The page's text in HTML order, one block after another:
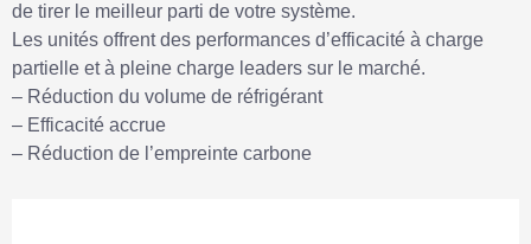
de tirer le meilleur parti de votre système.
Les unités offrent des performances d’efficacité à charge
partielle et à pleine charge leaders sur le marché.
– Réduction du volume de réfrigérant
– Efficacité accrue
– Réduction de l’empreinte carbone